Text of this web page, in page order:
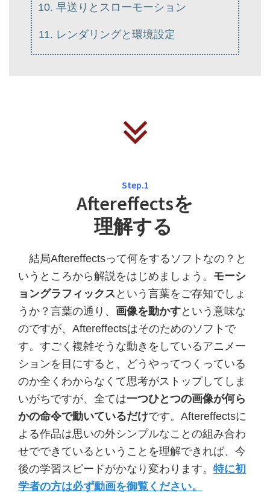
早送りとスローモーション
レンダリングと環境設定
Step.1
Aftereffectsを
理解する
結局Aftereffectsって何をするソフトなの？と
いうところから解説をはじめましょう。 モーシ
ョングラフィックス という言葉をご存知でしょ
うか？言葉の通り、 画像を動かすという意味な
のですが、Aftereffectsはそのためのソフトで
す。すごく複雑そうな動きをしているアニメー
ションを目にすると、どうやってつくっている
のか全くわからなくて思考がストップしてしま
いがちですが、全ては一つひとつの画像が何ら
かの命令で動いているだけです。Aftereffectsに
よる作品は思いの外シンプルなことの組み合わ
せでできているということを理解できれば、今
後の学習スピードがかなり変わります。 特に初
学者の方は必ず動画を御覧ください。